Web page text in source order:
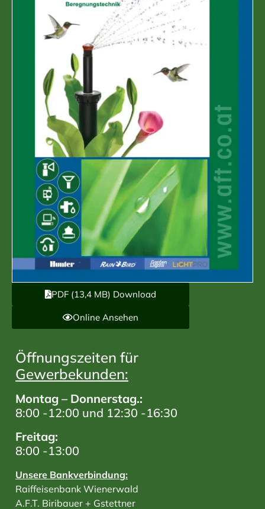
PDF (13,4 MB) Download
Online Ansehen
Öffnungszeiten für
Gewerbekunden:
Montag – Donnerstag.:
8:00 -12:00 und 12:30 -16:30
Freitag:
8:00 -13:00
Unsere Bankverbindung:
Raiffeisenbank Wienerwald
A.F.T. Biribauer + Gstettner